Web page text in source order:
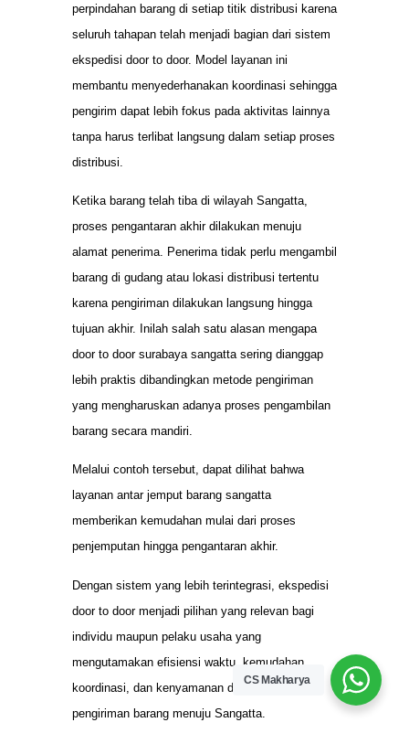
perpindahan barang di setiap titik distribusi karena
seluruh tahapan telah menjadi bagian dari sistem
ekspedisi door to door. Model layanan ini
membantu menyederhanakan koordinasi sehingga
pengirim dapat lebih fokus pada aktivitas lainnya
tanpa harus terlibat langsung dalam setiap proses
distribusi.
Ketika barang telah tiba di wilayah Sangatta,
proses pengantaran akhir dilakukan menuju
alamat penerima. Penerima tidak perlu mengambil
barang di gudang atau lokasi distribusi tertentu
karena pengiriman dilakukan langsung hingga
tujuan akhir. Inilah salah satu alasan mengapa
door to door surabaya sangatta sering dianggap
lebih praktis dibandingkan metode pengiriman
yang mengharuskan adanya proses pengambilan
barang secara mandiri.
Melalui contoh tersebut, dapat dilihat bahwa
layanan antar jemput barang sangatta
memberikan kemudahan mulai dari proses
penjemputan hingga pengantaran akhir.
Dengan sistem yang lebih terintegrasi, ekspedisi
door to door menjadi pilihan yang relevan bagi
individu maupun pelaku usaha yang
mengutamakan efisiensi waktu, kemudahan
koordinasi, dan kenyamanan dalam proses
pengiriman barang menuju Sangatta.
CS Makharya